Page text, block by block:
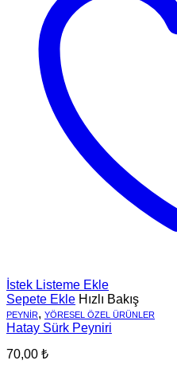
İstek Listeme Ekle
Sepete Ekle Hızlı Bakış
PEYNIR, YÖRESEL ÖZEL ÜRÜNLER
Hatay Sürk Peyniri
70,00 ₺